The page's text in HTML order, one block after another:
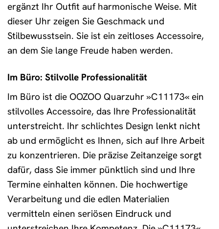
ergänzt Ihr Outfit auf harmonische Weise. Mit
dieser Uhr zeigen Sie Geschmack und
Stilbewusstsein. Sie ist ein zeitloses Accessoire,
an dem Sie lange Freude haben werden.
Im Büro: Stilvolle Professionalität
Im Büro ist die OOZOO Quarzuhr »C11173« ein
stilvolles Accessoire, das Ihre Professionalität
unterstreicht. Ihr schlichtes Design lenkt nicht
ab und ermöglicht es Ihnen, sich auf Ihre Arbeit
zu konzentrieren. Die präzise Zeitanzeige sorgt
dafür, dass Sie immer pünktlich sind und Ihre
Termine einhalten können. Die hochwertige
Verarbeitung und die edlen Materialien
vermitteln einen seriösen Eindruck und